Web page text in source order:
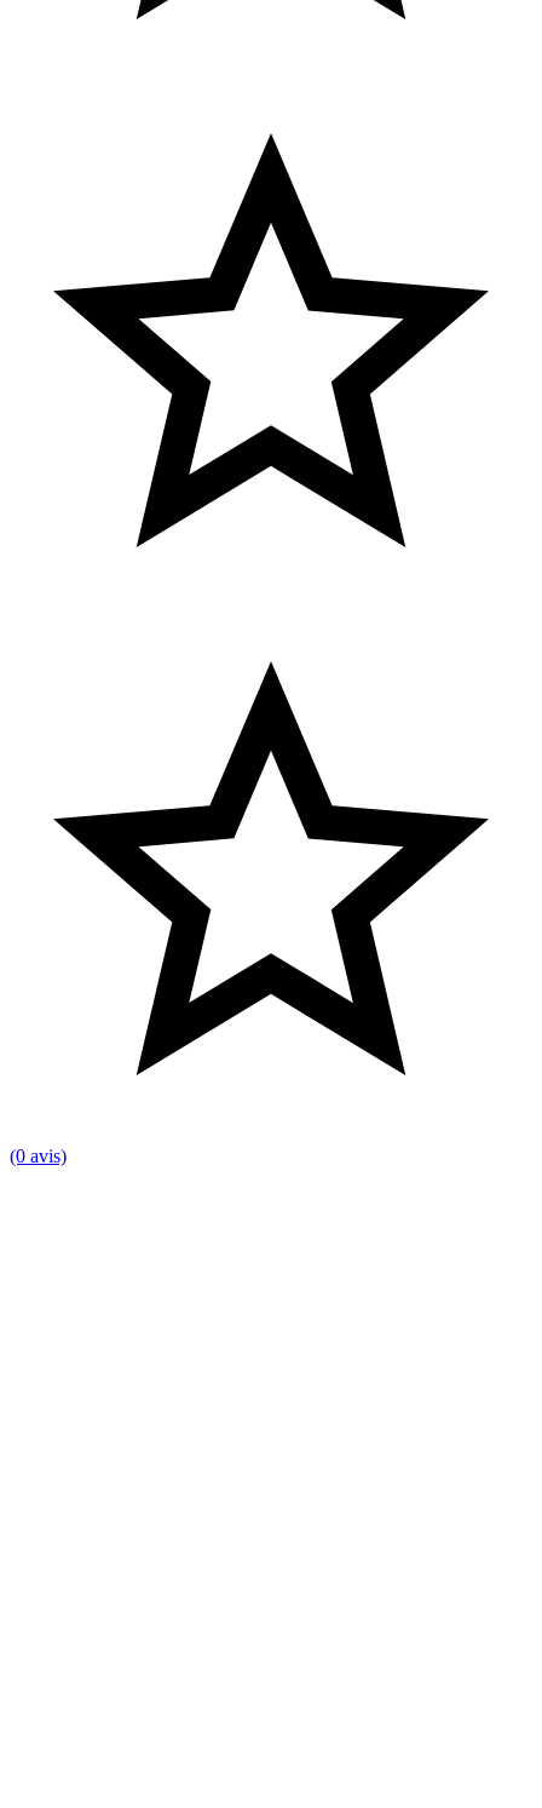
(0 avis)